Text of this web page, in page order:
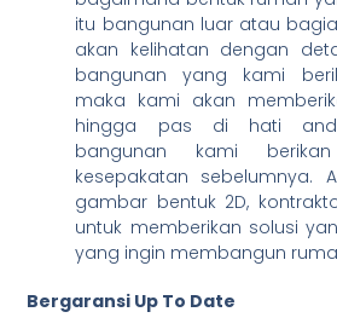
itu bangunan luar atau
akan kelihatan dengan
bangunan yang kami
maka kami akan
hingga pas di hati
bangunan kami
kesepakatan sebelumnya.
gambar bentuk 2D,
untuk memberikan solusi
yang ingin membangun
Bergaransi Up To Date